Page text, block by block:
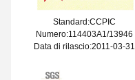
Standard:CCPIC
Numero:114403A1/13946
Data di rilascio:2011-03-31